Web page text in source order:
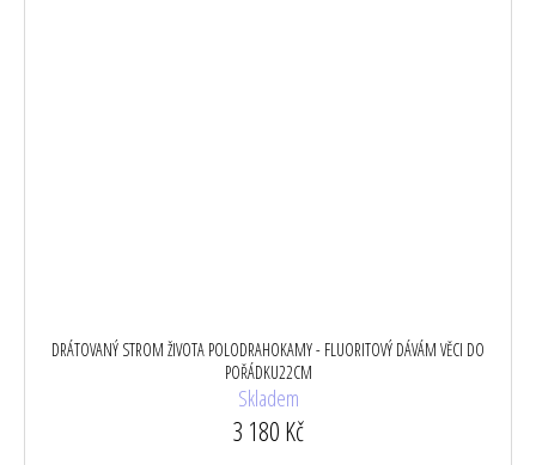
DRÁTOVANÝ STROM ŽIVOTA POLODRAHOKAMY - FLUORITOVÝ DÁVÁM VĚCI DO
POŘÁDKU22CM
Skladem
3 180 Kč